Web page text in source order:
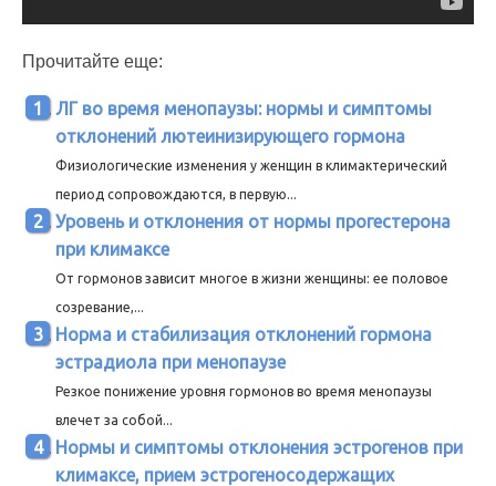
Прочитайте еще:
ЛГ во время менопаузы: нормы и симптомы
отклонений лютеинизирующего гормона
Физиологические изменения у женщин в климактерический
период сопровождаются, в первую...
Уровень и отклонения от нормы прогестерона
при климаксе
От гормонов зависит многое в жизни женщины: ее половое
созревание,...
Норма и стабилизация отклонений гормона
эстрадиола при менопаузе
Резкое понижение уровня гормонов во время менопаузы
влечет за собой...
Нормы и симптомы отклонения эстрогенов при
климаксе, прием эстрогеносодержащих